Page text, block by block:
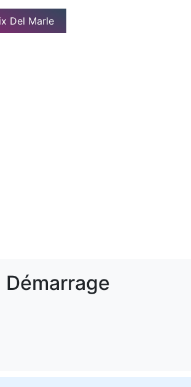
Del Marle
Démarrage